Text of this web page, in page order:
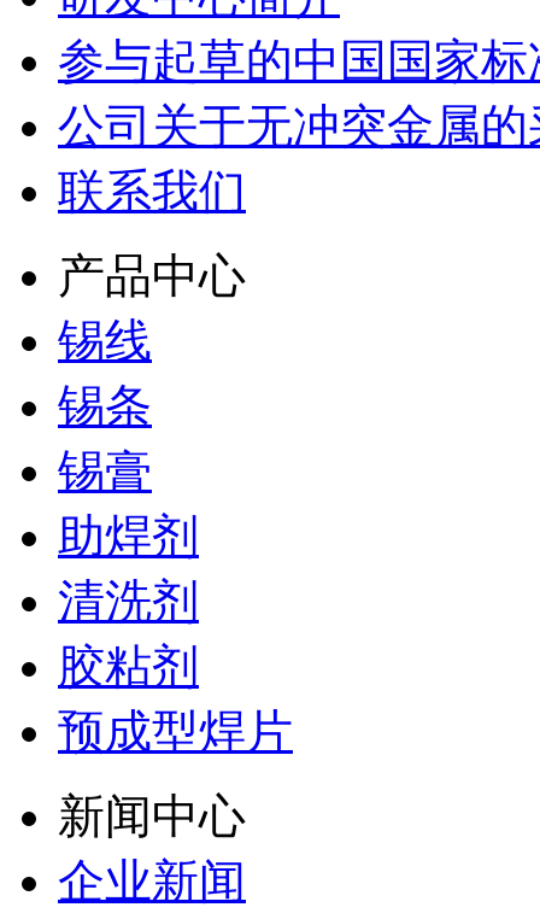
参与起草的中国国家标
公司关于无冲突金属
联系我们
产品中心
锡线
锡条
锡膏
助焊剂
清洗剂
胶粘剂
预成型焊片
新闻中心
企业新闻